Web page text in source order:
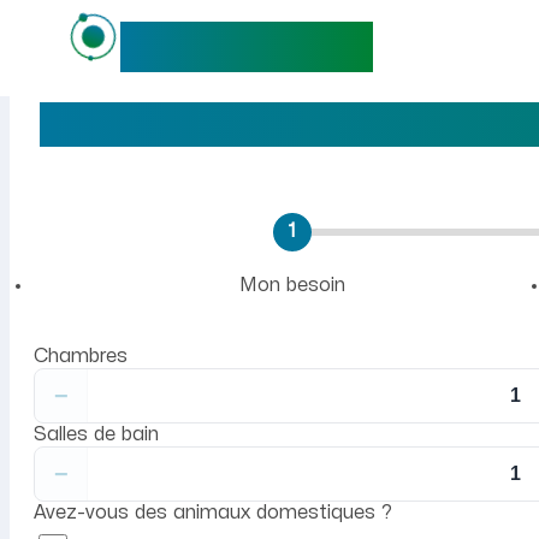
Femme de ménage à domicile :
Trouvez votre
1
Mon besoin
Chambres
−
Salles de bain
−
Avez-vous des animaux domestiques ?